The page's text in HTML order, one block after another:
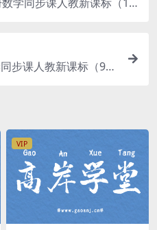
步课人教新课标（93
VIP